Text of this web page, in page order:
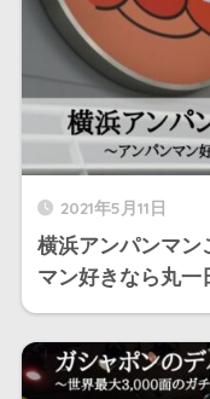
2021年5月11日
横浜アンパンマン
マン好きなら丸一